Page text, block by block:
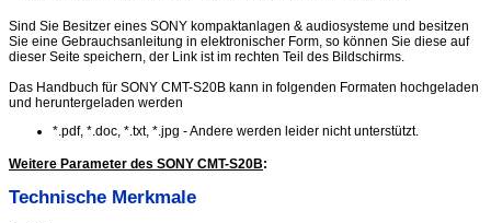
Sind Sie Besitzer eines SONY kompaktanlagen & audiosysteme und besitzen
Sie eine Gebrauchsanleitung in elektronischer Form, so können Sie diese auf
dieser Seite speichern, der Link ist im rechten Teil des Bildschirms.
Das Handbuch für SONY CMT-S20B kann in folgenden Formaten hochgeladen
und heruntergeladen werden
*.pdf, *.doc, *.txt, *.jpg - Andere werden leider nicht unterstützt.
Weitere Parameter des SONY CMT-S20B:
Technische Merkmale